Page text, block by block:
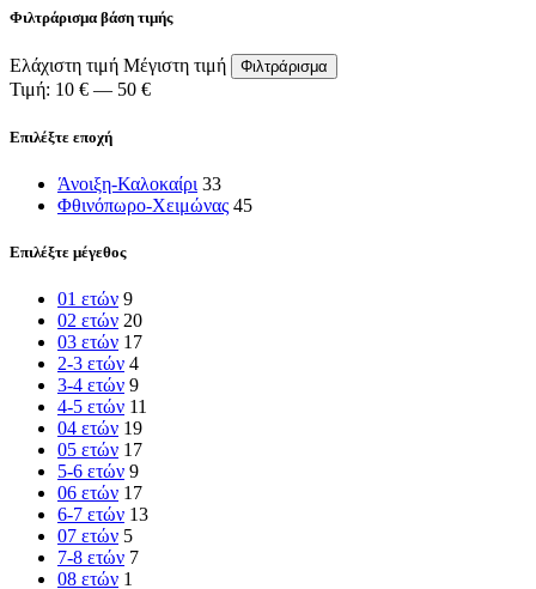
Φιλτράρισμα βάση τιμής
Ελάχιστη τιμή Μέγιστη τιμή Φιλτράρισμα
Τιμή: 10 € — 50 €
Επιλέξτε εποχή
Άνοιξη-Καλοκαίρι 33
Φθινόπωρο-Χειμώνας 45
Επιλέξτε μέγεθος
01 ετών 9
02 ετών 20
03 ετών 17
2-3 ετών 4
3-4 ετών 9
4-5 ετών 11
04 ετών 19
05 ετών 17
5-6 ετών 9
06 ετών 17
6-7 ετών 13
07 ετών 5
7-8 ετών 7
08 ετών 1